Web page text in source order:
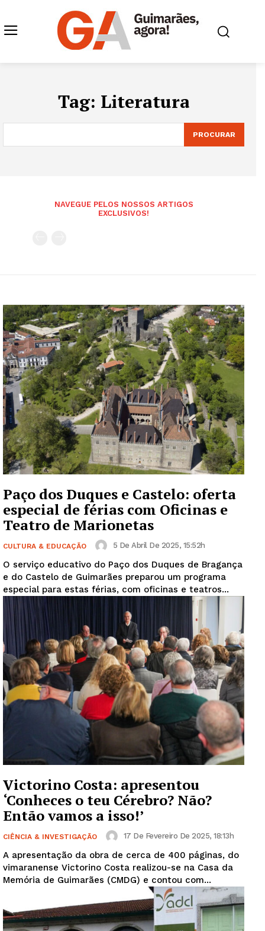
Tag: Literatura
PROCURAR
NAVEGUE PELOS NOSSOS ARTIGOS
EXCLUSIVOS!
Paço dos Duques e Castelo: oferta
especial de férias com Oficinas e
Teatro de Marionetas
CULTURA & EDUCAÇÃO 5 De Abril De 2025, 15:52h
O serviço educativo do Paço dos Duques de Bragança
e do Castelo de Guimarães preparou um programa
especial para estas férias, com oficinas e teatros...
Victorino Costa: apresentou
‘Conheces o teu Cérebro? Não?
Então vamos a isso!’
CIÊNCIA & INVESTIGAÇÃO 17 De Fevereiro De 2025, 18:13h
A apresentação da obra de cerca de 400 páginas, do
vimaranense Victorino Costa realizou-se na Casa da
Memória de Guimarães (CMDG) e contou com...